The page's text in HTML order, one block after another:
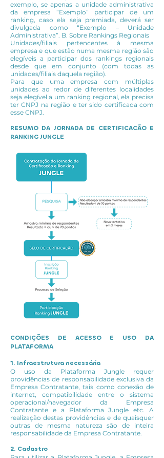
exemplo, se apenas a unidade administrativa
da empresa “Exemplo” participar de um
ranking, caso ela seja premiada, deverá ser
divulgada como “Exemplo – Unidade
Administrativa”. B. Sobre Rankings Regionais
Unidades/filiais pertencentes à mesma
empresa e que estão numa mesma região são
elegíveis a participar dos rankings regionais
desde que em conjunto (com todas as
unidades/filiais daquela região).
Para que uma empresa com múltiplas
unidades ao redor de diferentes localidades
seja elegível a um ranking regional, ela precisa
ter CNPJ na região e ter sido certificada com
esse CNPJ.
RESUMO DA JORNADA DE CERTIFICACÃO E
RANKING JUNGLE
CONDIÇÕES DE ACESSO E USO DA
PLATAFORMA
1. Infraestrutura necessária
O uso da Plataforma Jungle requer
providências de responsabilidade exclusiva da
Empresa Contratante, tais como conexão de
internet, compatibilidade entre o sistema
operacional/navegador da Empresa
Contratante e a Plataforma Jungle etc. A
realização destas providências e de quaisquer
outras de mesma natureza são de inteira
responsabilidade da Empresa Contratante.
2. Cadastro